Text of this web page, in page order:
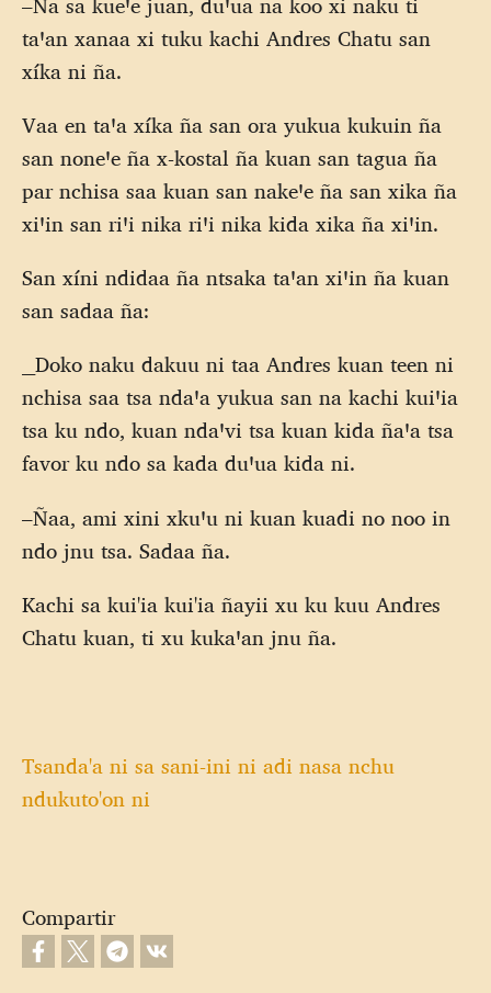
–Ña sa kueꞌe juan, duꞌua na koo xi naku ti
taꞌan xanaa xi tuku kachi Andres Chatu san
xíka ni ña.
Vaa en taꞌa xíka ña san ora yukua kukuin ña
san noneꞌe ña x-kostal ña kuan san tagua ña
par nchisa saa kuan san nakeꞌe ña san xika ña
xiꞌin san riꞌi nika riꞌi nika kida xika ña xiꞌin.
San xíni ndidaa ña ntsaka taꞌan xiꞌin ña kuan
san sadaa ña:
__Doko naku dakuu ni taa Andres kuan teen ni
nchisa saa tsa ndaꞌa yukua san na kachi kuiꞌia
tsa ku ndo, kuan ndaꞌvi tsa kuan kida ñaꞌa tsa
favor ku ndo sa kada duꞌua kida ni.
–Ñaa, ami xini xkuꞌu ni kuan kuadi no noo in
ndo jnu tsa. Sadaa ña.
Kachi sa kui'ia kui'ia ñayii xu ku kuu Andres
Chatu kuan, ti xu kukaꞌan jnu ña.
Tsanda'a ni sa sani-ini ni adi nasa nchu
ndukuto'on ni
Compartir